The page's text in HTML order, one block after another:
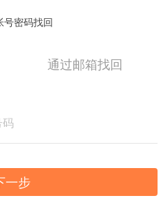
号密码找回
通过邮箱找回
一步